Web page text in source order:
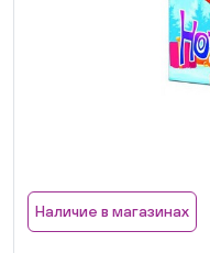
Наличие в магазинах